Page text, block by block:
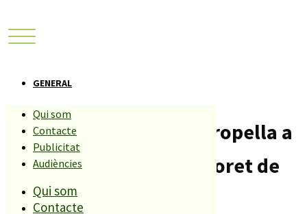
Qui som
Contacte
Publicitat
Audiències
Qui som
Contacte
GENERAL
Un conductor novell atropella a
4 dones i a un nadó a Lloret de
Mar.